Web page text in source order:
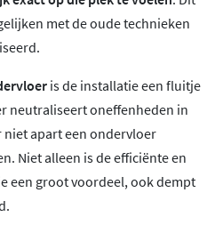
met de oude technieken
is de installatie een fluitje
neutraliseert oneffenheden in
apart een ondervloer
Niet alleen is de efficiënte en
een groot voordeel, ook dempt